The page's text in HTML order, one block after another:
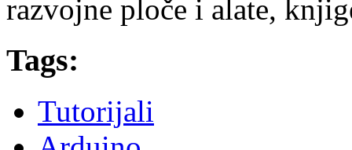
razvojne ploče i alate,
Tags:
Tutorijali